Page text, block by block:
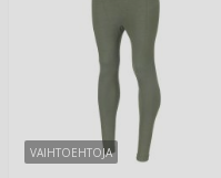
VAIHTOEHTOJA